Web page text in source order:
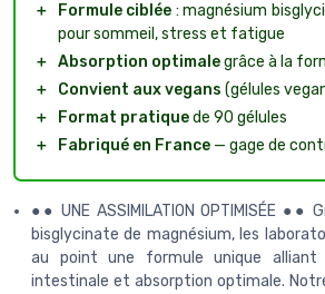
＋ Formule ciblée : magnésium
pour sommeil, stress et fatigue
＋ Absorption optimalegrâce à la
＋
Convient aux vegans (gélules
＋
Format pratiquede 90 gélules
＋
Fabriqué en France — gage de
●● UNE ASSIMILATION OPTIMISÉE
bisglycinate de magnésium, les
au point une formule unique alliant
intestinale et absorption optimale.